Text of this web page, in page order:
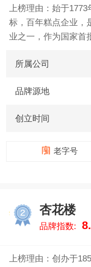
上榜理由：始于
标，百年糕点企业，
业之一，作为国家首
代稻香村人的传承
所属公司
品牌源地
创立时间
老字号
杏花楼
品牌指数:
上榜理由：创办于